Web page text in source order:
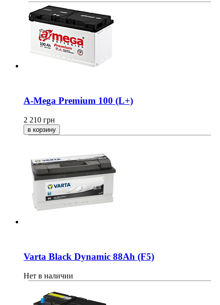
A-Mega Premium 100 (L+)
2 210 грн
Varta Black Dynamic 88Ah (F5)
Нет в наличии